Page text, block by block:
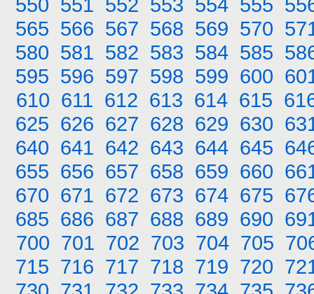
550 551 552 553 554 555
565 566 567 568 569 570
580 581 582 583 584 585
595 596 597 598 599 600
610 611 612 613 614 615
625 626 627 628 629 630
640 641 642 643 644 645
655 656 657 658 659 660
670 671 672 673 674 675
685 686 687 688 689 690
700 701 702 703 704 705
715 716 717 718 719 720